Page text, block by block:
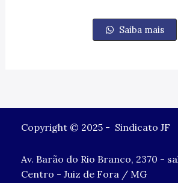
Saiba mais
Copyright © 2025 - Sindicato JF
Av. Barão do Rio Branco, 2370 -
Centro - Juiz de Fora / MG